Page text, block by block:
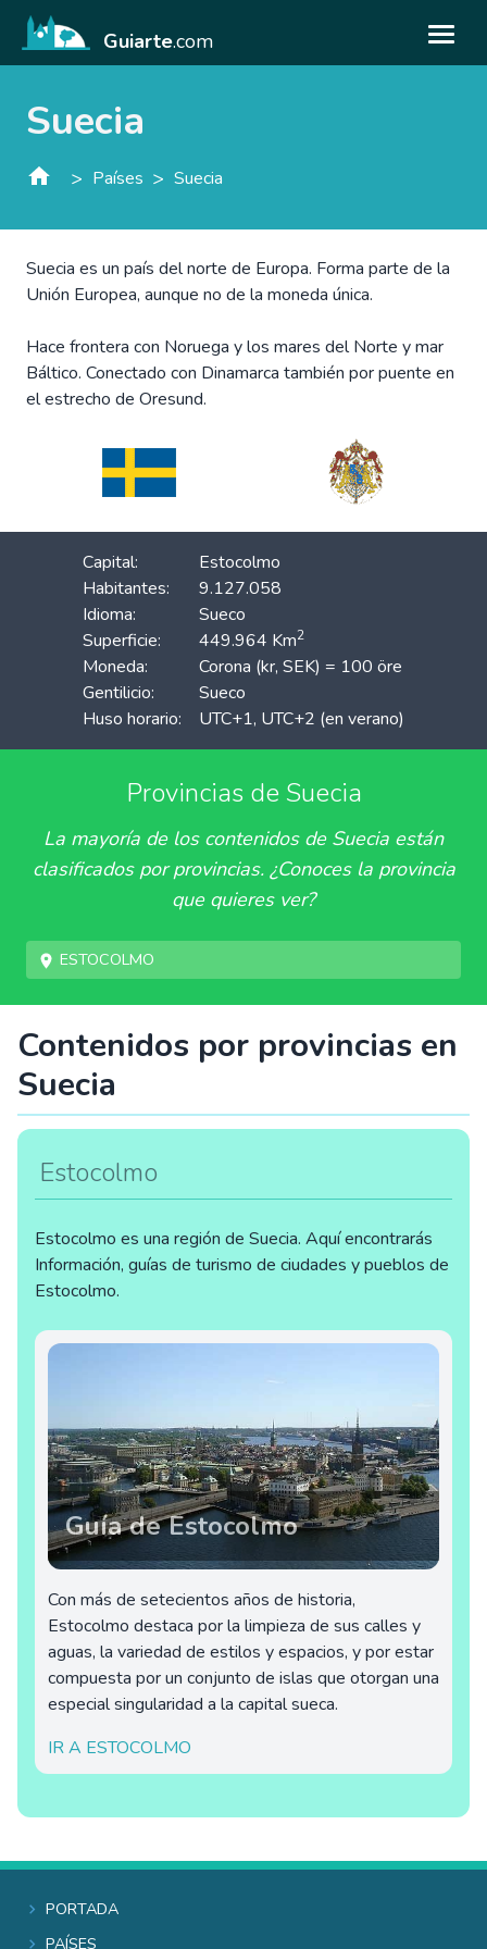
Guiarte.com
Suecia
> Países > Suecia
Suecia es un país del norte de Europa. Forma parte de la
Unión Europea, aunque no de la moneda única.
Hace frontera con Noruega y los mares del Norte y mar
Báltico. Conectado con Dinamarca también por puente en
el estrecho de Oresund.
Capital:
Estocolmo
Habitantes:
9.127.058
Idioma:
Sueco
Superficie:
449.964 Km2
Moneda:
Corona (kr, SEK) = 100 öre
Gentilicio:
Sueco
Huso horario:
UTC+1, UTC+2 (en verano)
Provincias de Suecia
La mayoría de los contenidos de Suecia están
clasificados por provincias. ¿Conoces la provincia
que quieres ver?
Estocolmo
Contenidos por provincias en
Suecia
Estocolmo
Estocolmo es una región de Suecia. Aquí encontrarás
Información, guías de turismo de ciudades y pueblos de
Estocolmo.
Guía de Estocolmo
Con más de setecientos años de historia,
Estocolmo destaca por la limpieza de sus calles y
aguas, la variedad de estilos y espacios, y por estar
compuesta por un conjunto de islas que otorgan una
especial singularidad a la capital sueca.
IR A ESTOCOLMO
Portada
Países